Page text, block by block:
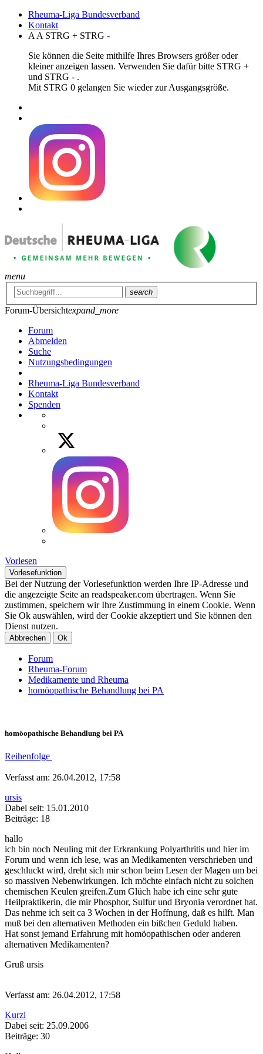
Rheuma-Liga Bundesverband
Kontakt
A A STRG + STRG -
Sie können die Seite mithilfe Ihres Browsers größer oder
kleiner anzeigen lassen. Verwenden Sie dafür bitte STRG +
und STRG - .
Mit STRG 0 gelangen Sie wieder zur Ausgangsgröße.
menu
search
Forum-Übersichtexpand_more
Forum
Abmelden
Suche
Nutzungsbedingungen
Rheuma-Liga Bundesverband
Kontakt
Spenden
Vorlesen
Vorlesefunktion
Bei der Nutzung der Vorlesefunktion werden Ihre IP-Adresse und
die angezeigte Seite an readspeaker.com übertragen. Wenn Sie
zustimmen, speichern wir Ihre Zustimmung in einem Cookie. Wenn
Sie Ok auswählen, wird der Cookie akzeptiert und Sie können den
Dienst nutzen.
Abbrechen Ok
Forum
Rheuma-Forum
Medikamente und Rheuma
homöopathische Behandlung bei PA
homöopathische Behandlung bei PA
Reihenfolge
Verfasst am: 26.04.2012, 17:58
ursis
Dabei seit: 15.01.2010
Beiträge: 18
hallo
ich bin noch Neuling mit der Erkrankung Polyarthritis und hier im
Forum und wenn ich lese, was an Medikamenten verschrieben und
geschluckt wird, dreht sich mir schon beim Lesen der Magen um bei
so massiven Nebenwirkungen. Ich möchte einfach nicht zu solchen
chemischen Keulen greifen.Zum Glüch habe ich eine sehr gute
Heilpraktikerin, die mir Phosphor, Sulfur und Bryonia verordnet hat.
Das nehme ich seit ca 3 Wochen in der Hoffnung, daß es hilft. Man
muß bei den alternativen Methoden ein bißchen Geduld haben.
Hat sonst jemand Erfahrung mit homöopathischen oder anderen
alternativen Medikamenten?
Gruß ursis
Verfasst am: 26.04.2012, 17:58
Kurzi
Dabei seit: 25.09.2006
Beiträge: 30